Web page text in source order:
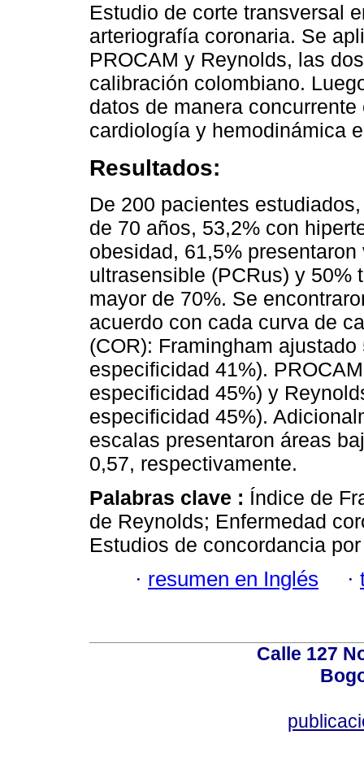
Estudio de corte transversal
arteriografía coronaria. Se
PROCAM y Reynolds, las
calibración colombiano.
datos de manera
cardiología y hemodinámica
Resultados:
De 200 pacientes
de 70 años, 53,2% con
obesidad, 61,5%
ultrasensible (PCRus) y 50%
mayor de 70%. Se
acuerdo con cada curva de
(COR): Framingham
especificidad 41%).
especificidad 45%) y
especificidad 45%).
escalas presentaron áreas
0,57, respectivamente.
Palabras clave : Índice de
de Reynolds; Enfermedad
Estudios de concordancia
· resumen en Inglés ·
Calle 127